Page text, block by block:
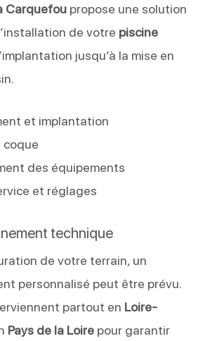
Carquefoupropose une solution
de votre piscine
jusqu’à la mise en
et implantation
coque
des équipements
et réglages
technique
de votre terrain, un
personnalisé peut être prévu.
partout en Loire-
Pays de la Loirepour garantir